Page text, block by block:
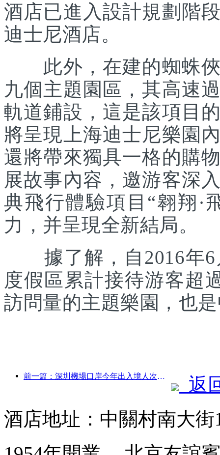
酒店已進入設計規劃階
迪士尼酒店。
此外，在建的蜘蛛俠
九個主題園區，其高速
軌道鋪設，這是該項目
將呈現上海迪士尼樂園
還將帶來獨具一格的購
展故事內容，邀游客深
典飛行體驗項目“翱翔·
力，并呈現全新結局。
據了解，自2016年6
度假區累計接待游客超
訪問量的主題樂園，也
前一篇：深圳機場口岸今年出入境人次突破300萬，創歷史同期新高
返
酒店地址：中關村南大街